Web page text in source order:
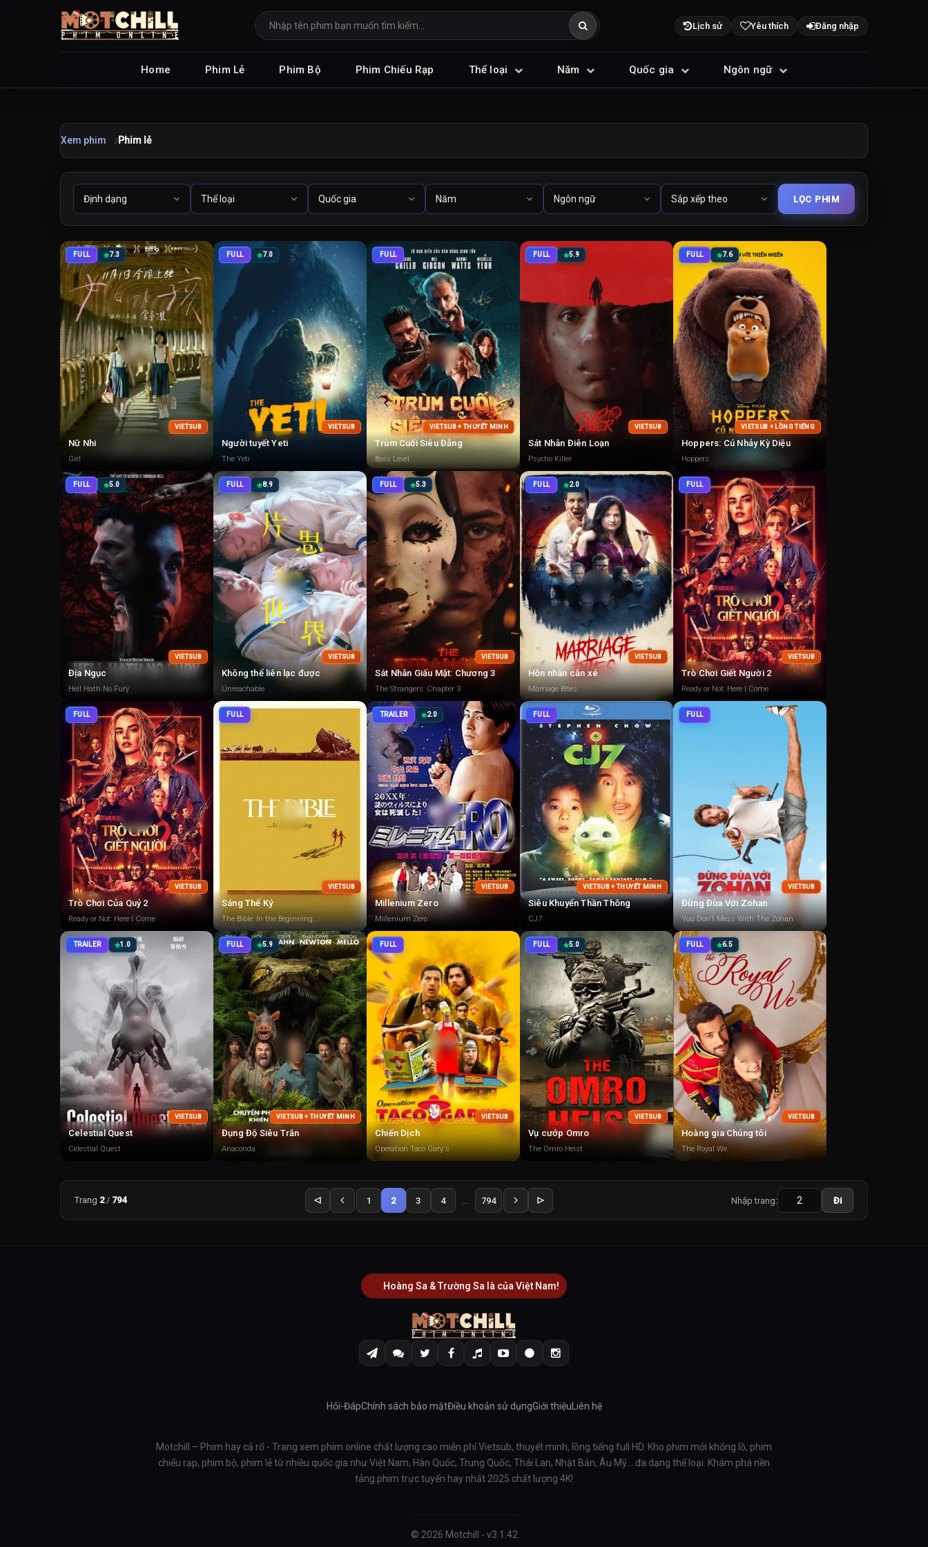
Lịch sử Yêu thích Đăng nhập
Home Phim Lẻ Phim Bộ Phim Chiếu Rạp Thể loại Năm Quốc gia Ngôn ngữ
Xem phim Phim lẻ
FULL 7.3
VIETSUB
Nữ Nhi
Girl
FULL 7.0
VIETSUB
Người tuyết Yeti
The Yeti
FULL
VIETSUB + THUYẾT MINH
Trùm Cuối Siêu Đẳng
Boss Level
FULL 5.9
VIETSUB
Sát Nhân Điên Loạn
Psycho Killer
FULL 7.6
VIETSUB + LỒNG TIẾNG
Hoppers: Cú Nhảy Kỳ Diệu
Hoppers
FULL 5.0
VIETSUB
Địa Ngục
Hell Hath No Fury
FULL 8.9
VIETSUB
Không thể liên lạc được
Unreachable
FULL 5.3
VIETSUB
Sát Nhân Giấu Mặt: Chương 3
The Strangers: Chapter 3
FULL 2.0
VIETSUB
Hôn nhân cắn xé
Marriage Bites
FULL
VIETSUB
Trò Chơi Giết Người 2
Ready or Not: Here I Come
FULL
VIETSUB
Trò Chơi Của Quỷ 2
Ready or Not: Here I Come
FULL
VIETSUB
Sáng Thế Ký
The Bible: In the Beginning...
TRAILER 2.0
VIETSUB
Millenium Zero
Millenium Zero
FULL
VIETSUB + THUYẾT MINH
Siêu Khuyển Thần Thông
CJ7
FULL
VIETSUB
Đừng Đùa Với Zohan
You Don't Mess With The Zohan
TRAILER 1.0
VIETSUB
Celestial Quest
Celestial Quest
FULL 5.9
VIETSUB + THUYẾT MINH
Đụng Độ Siêu Trăn
Anaconda
FULL
VIETSUB
Chiến Dịch
Operation Taco Gary's
FULL 5.0
VIETSUB
Vụ cướp Omro
The Omro Heist
FULL 6.5
VIETSUB
Hoàng gia Chúng tôi
The Royal We
Trang 2/ 794 1 2 3 4 794 Nhập trang: Đi
Hoàng Sa & Trường Sa là của Việt Nam!
Hỏi-ĐápChính sách bảo mậtĐiều khoản sử dụngGiới thiệu Liên hệ
Motchill – Phim hay cả rổ - Trang xem phim online chất lượng cao miễn phí Vietsub, thuyết minh, lồng tiếng full HD. Kho phim mới khổng lồ, phim
chiếu rạp, phim bộ, phim lẻ từ nhiều quốc gia như Việt Nam, Hàn Quốc, Trung Quốc, Thái Lan, Nhật Bản, Âu Mỹ… đa dạng thể loại. Khám phá nền
tảng phim trực tuyến hay nhất 2025 chất lượng 4K!
© 2026 Motchill - v3.1.42